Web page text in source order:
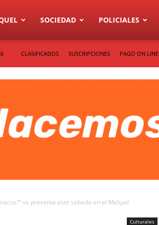
SOCIEDAD POLICIALES
CLASIFICADOS SUSCRIPCIONES PAGO ON LINE
se presenta este sábado en el Melipal
Culturales